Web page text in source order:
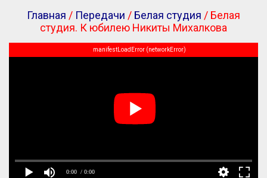
Главная / Передачи / Белая студия / Белая
студия. К юбилею Никиты Михалкова
0:00 / 0:00
manifestLoadError (networkError)